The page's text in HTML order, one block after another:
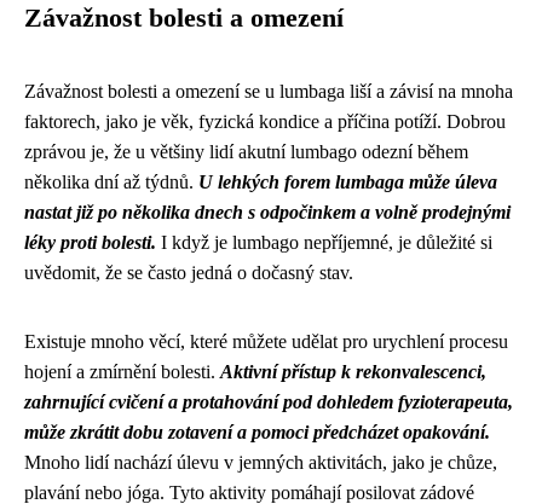
Závažnost bolesti a omezení
Závažnost bolesti a omezení se u lumbaga liší a závisí na mnoha
faktorech, jako je věk, fyzická kondice a příčina potíží. Dobrou
zprávou je, že u většiny lidí akutní lumbago odezní během
několika dní až týdnů. U lehkých forem lumbaga může úleva
nastat již po několika dnech s odpočinkem a volně prodejnými
léky proti bolesti. I když je lumbago nepříjemné, je důležité si
uvědomit, že se často jedná o dočasný stav.
Existuje mnoho věcí, které můžete udělat pro urychlení procesu
hojení a zmírnění bolesti. Aktivní přístup k rekonvalescenci,
zahrnující cvičení a protahování pod dohledem fyzioterapeuta,
může zkrátit dobu zotavení a pomoci předcházet opakování.
Mnoho lidí nachází úlevu v jemných aktivitách, jako je chůze,
plavání nebo jóga. Tyto aktivity pomáhají posilovat zádové